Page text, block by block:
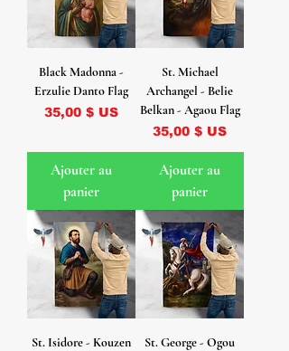
Black Madonna -
Erzulie Danto Flag
Prix
35,00 $ US
Ajouter au
panier
St. Michael
Archangel - Belie
Belkan - Agaou Flag
Prix
35,00 $ US
Ajouter au
panier
St. Isidore - Kouzen
St. George - Ogou